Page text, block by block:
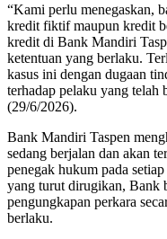
“Kami perlu menegaskan,
kredit fiktif maupun kredit
kredit di Bank Mandiri
ketentuan yang berlaku.
kasus ini dengan dugaan
terhadap pelaku yang telah
(29/6/2026).
Bank Mandiri Taspen
sedang berjalan dan akan
penegak hukum pada
yang turut dirugikan, Bank
pengungkapan perkara
berlaku.